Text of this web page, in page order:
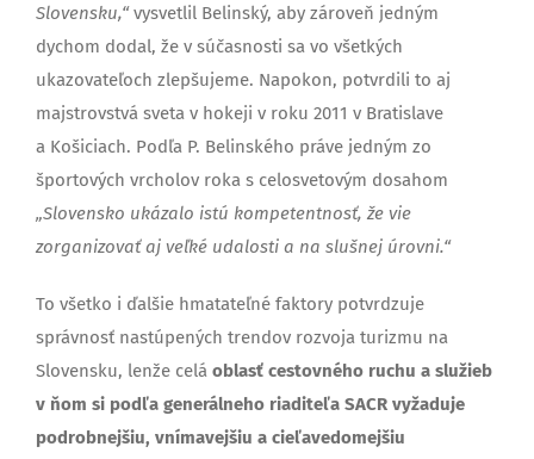
Slovensku,“vysvetlil Belinský, aby zároveň jedným
dychom dodal, že v súčasnosti sa vo všetkých
ukazovateľoch zlepšujeme. Napokon, potvrdili to aj
majstrovstvá sveta v hokeji v roku 2011 v Bratislave
a Košiciach. Podľa P. Belinského práve jedným zo
športových vrcholov roka s celosvetovým dosahom
„Slovensko ukázalo istú kompetentnosť, že vie
zorganizovať aj veľké udalosti a na slušnej úrovni.“
To všetko i ďalšie hmatateľné faktory potvrdzuje
správnosť nastúpených trendov rozvoja turizmu na
Slovensku, lenže celá oblasť cestovného ruchu a služieb
v ňom si podľa generálneho riaditeľa SACR vyžaduje
podrobnejšiu, vnímavejšiu a cieľavedomejšiu